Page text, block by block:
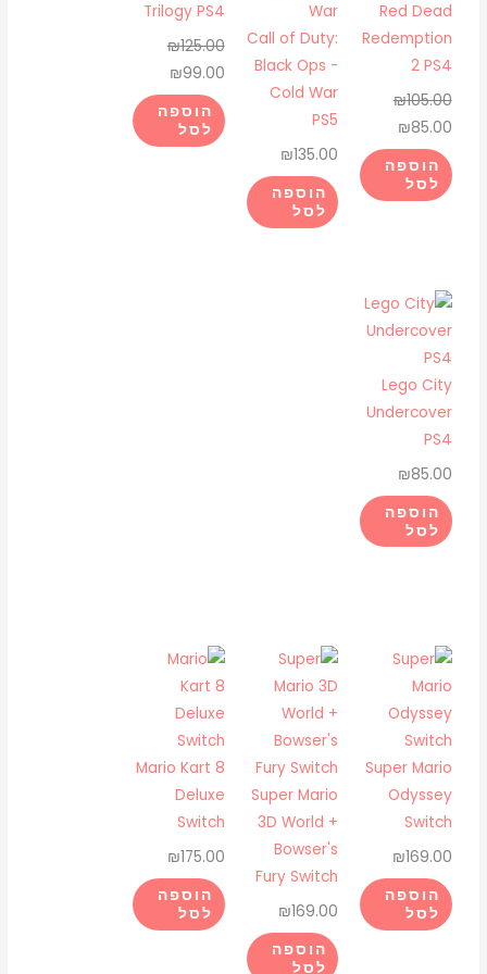
Red Dead
Redemption
2 PS4
₪105.00
₪105.00.
₪85.00
₪85.00.
הוספה
לסל
Call of Duty:
Black Ops -
Cold War
PS5
₪135.00
הוספה
לסל
Trilogy PS4
₪125.00
₪125.00.
₪99.00
₪99.00.
הוספה
לסל
Lego City
Undercover
PS4
₪85.00
הוספה
לסל
Super Mario
Odyssey
Switch
₪169.00
הוספה
לסל
Super Mario
3D World +
Bowser's
Fury Switch
₪169.00
הוספה
לסל
Mario Kart 8
Deluxe
Switch
₪175.00
הוספה
לסל